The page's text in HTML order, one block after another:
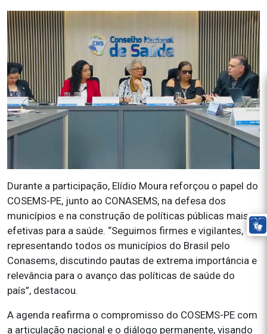
Durante a participação, Elídio Moura reforçou o papel do
COSEMS-PE, junto ao CONASEMS, na defesa dos
municípios e na construção de políticas públicas mais
efetivas para a saúde. “Seguimos firmes e vigilantes,
representando todos os municípios do Brasil pelo
Conasems, discutindo pautas de extrema importância e
relevância para o avanço das políticas de saúde do
país”, destacou.
A agenda reafirma o compromisso do COSEMS-PE com
a articulação nacional e o diálogo permanente, visando